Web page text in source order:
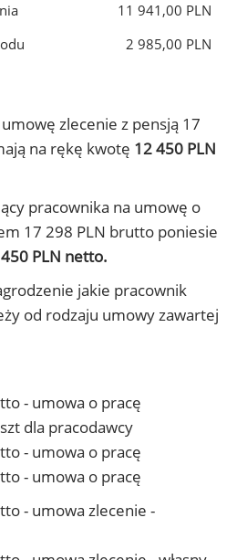
11 941,00 PLN
2 985,00 PLN
zlecenie z pensją 17
na rękę kwotę 12 450 PLN
pracownika na umowę o
17 298 PLN brutto poniesie
PLN netto.
jakie pracownik
od rodzaju umowy zawartej
- umowa o pracę
dla pracodawcy
- umowa o pracę
- umowa o pracę
- umowa zlecenie -